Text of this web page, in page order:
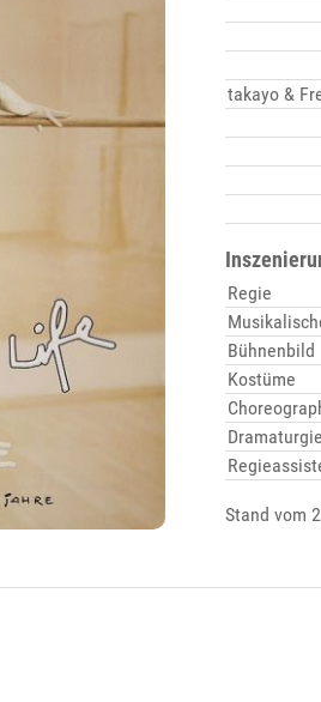
takayo &
Regie
Bühnenbild
Kostüme
Dramaturgie
Stand vom